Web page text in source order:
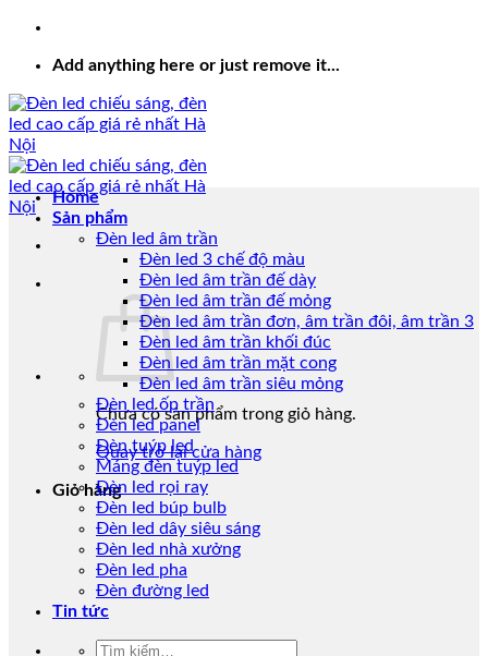
Add anything here or just remove it...
Chưa có sản phẩm trong giỏ hàng.
Quay trở lại cửa hàng
Giỏ hàng
Home
Sản phẩm
Đèn led âm trần
Đèn led 3 chế độ màu
Đèn led âm trần đế dày
Đèn led âm trần đế mỏng
Đèn led âm trần đơn, âm trần đôi, âm trần 3
Đèn led âm trần khối đúc
Đèn led âm trần mặt cong
Đèn led âm trần siêu mỏng
Đèn led ốp trần
Đèn led panel
Đèn tuýp led
Máng đèn tuýp led
Đèn led rọi ray
Đèn led búp bulb
Đèn led dây siêu sáng
Đèn led nhà xưởng
Đèn led pha
Đèn đường led
Tin tức
Tìm